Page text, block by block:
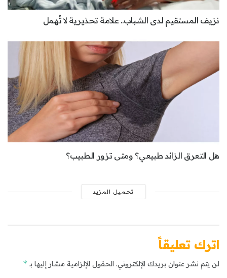
نزيف المستقيم لدى الشباب.. علامة تحذيرية لا تُهمل
هل التعرق الزائد طبيعي؟ ومتى تزور الطبيب؟
تحميل المزيد
اترك تعليقاً
لن يتم نشر عنوان بريدك الإلكتروني. الحقول الإلزامية مشار إليها بـ *